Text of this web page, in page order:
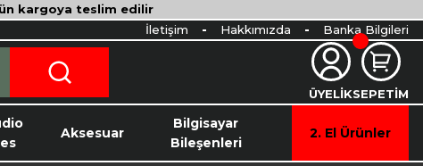
kargoya teslim edilir
İletişim Hakkımızda Banka Bilgileri
ÜYELİKSEPETİM
Aksesuar
Bilgisayar
Bileşenleri
2. El Ürünler